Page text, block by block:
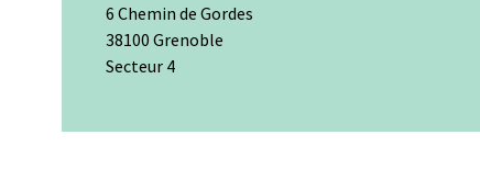
6 Chemin de Gordes
38100 Grenoble
Secteur 4
+